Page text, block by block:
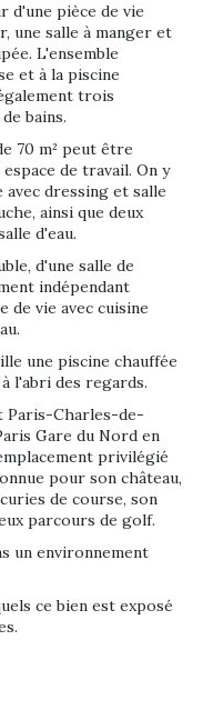
d'une pièce de vie
une salle à manger et
L'ensemble
et à la piscine
trois
bains.
70 m² peut être
de travail. On y
dressing et salle
ainsi que deux
d'eau.
d'une salle de
indépendant
de vie avec cuisine
une piscine chauffée
l'abri des regards.
Paris-Charles-de-
Gare du Nord en
privilégié
pour son château,
de course, son
parcours de golf.
un environnement
ce bien est exposé